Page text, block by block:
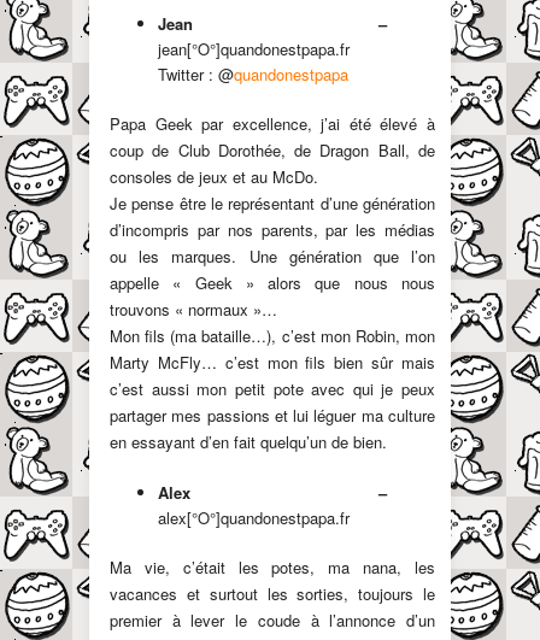
Jean –
jean[°O°]quandonestpapa.fr
Twitter : @quandonestpapa
Papa Geek par excellence, j’ai été élevé à
coup de Club Dorothée, de Dragon Ball, de
consoles de jeux et au McDo.
Je pense être le représentant d’une génération
d’incompris par nos parents, par les médias
ou les marques. Une génération que l’on
appelle « Geek » alors que nous nous
trouvons « normaux »…
Mon fils (ma bataille…), c’est mon Robin, mon
Marty McFly… c’est mon fils bien sûr mais
c’est aussi mon petit pote avec qui je peux
partager mes passions et lui léguer ma culture
en essayant d’en fait quelqu’un de bien.
Alex –
alex[°O°]quandonestpapa.fr
Ma vie, c’était les potes, ma nana, les
vacances et surtout les sorties, toujours le
premier à lever le coude à l’annonce d’un